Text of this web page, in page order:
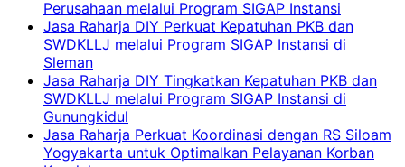
Perusahaan melalui Program SIGAP Instansi
Jasa Raharja DIY Perkuat Kepatuhan PKB dan
SWDKLLJ melalui Program SIGAP Instansi di
Sleman
Jasa Raharja DIY Tingkatkan Kepatuhan PKB dan
SWDKLLJ melalui Program SIGAP Instansi di
Gunungkidul
Jasa Raharja Perkuat Koordinasi dengan RS Siloam
Yogyakarta untuk Optimalkan Pelayanan Korban